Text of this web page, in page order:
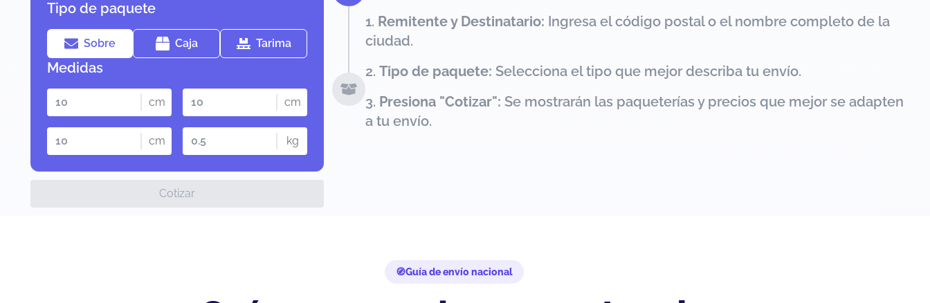
Tipo de paquete
Sobre Caja Tarima
Medidas
cm cm
cm kg
Cotizar
Remitente y Destinatario: Ingresa el código postal o el nombre completo de la
ciudad.
Tipo de paquete: Selecciona el tipo que mejor describa tu envío.
Presiona "Cotizar": Se mostrarán las paqueterías y precios que mejor se adapten
a tu envío.
Guía de envío nacional